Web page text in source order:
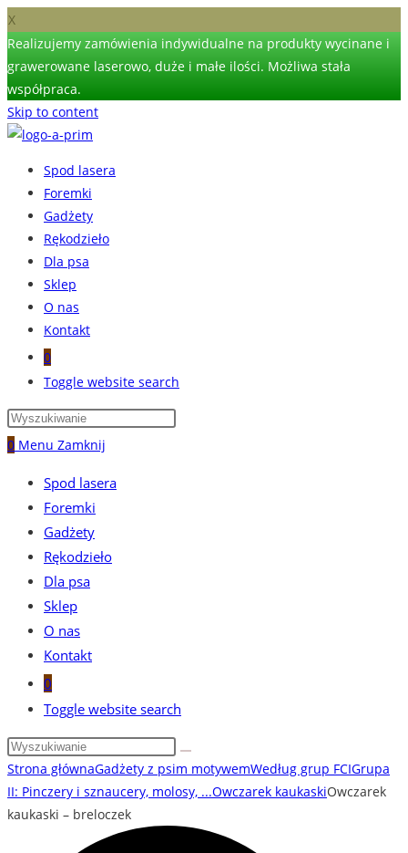
X
Realizujemy zamówienia indywidualne na produkty wycinane i
grawerowane laserowo, duże i małe ilości. Możliwa stała
współpraca.
Skip to content
Spod lasera
Foremki
Gadżety
Rękodzieło
Dla psa
Sklep
O nas
Kontakt
0
Toggle website search
0 Menu Zamknij
Spod lasera
Foremki
Gadżety
Rękodzieło
Dla psa
Sklep
O nas
Kontakt
0
Toggle website search
Strona głównaGadżety z psim motywemWedług grup FCIGrupa
II: Pinczery i sznaucery, molosy, ...Owczarek kaukaskiOwczarek
kaukaski – breloczek